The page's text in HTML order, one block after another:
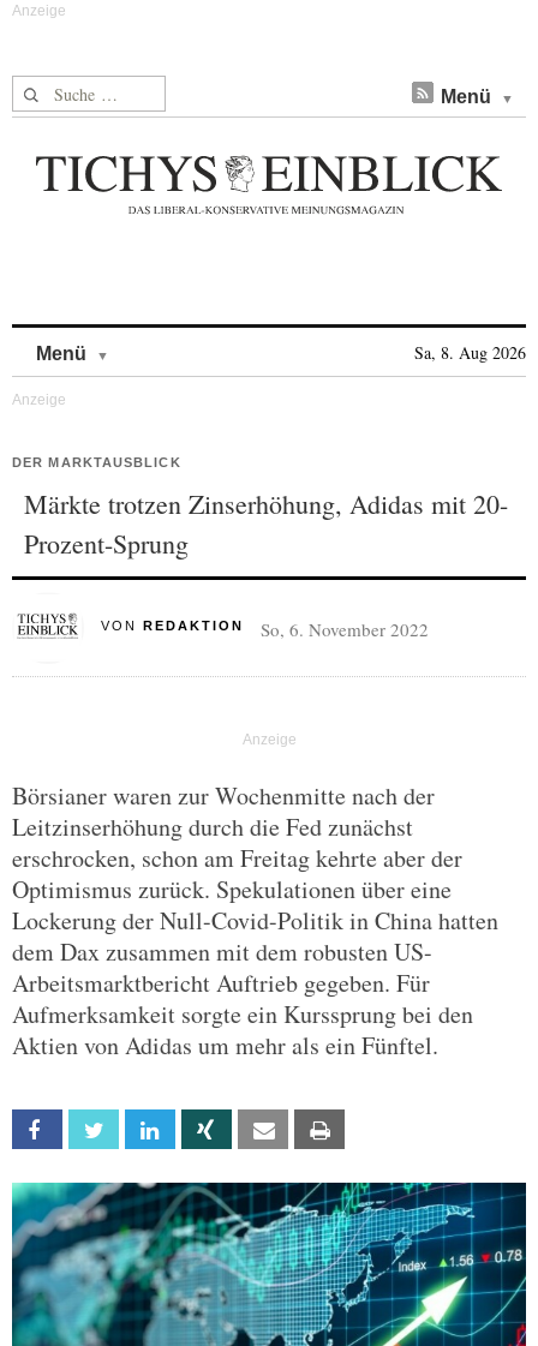
Suche nach: Menü
Menü Sa, 8. Aug 2026
DER MARKTAUSBLICK
Märkte trotzen Zinserhöhung, Adidas mit 20-
Prozent-Sprung
VON REDAKTION So, 6. November 2022
Börsianer waren zur Wochenmitte nach der
Leitzinserhöhung durch die Fed zunächst
erschrocken, schon am Freitag kehrte aber der
Optimismus zurück. Spekulationen über eine
Lockerung der Null-Covid-Politik in China hatten
dem Dax zusammen mit dem robusten US-
Arbeitsmarktbericht Auftrieb gegeben. Für
Aufmerksamkeit sorgte ein Kurssprung bei den
Aktien von Adidas um mehr als ein Fünftel.
Facebook Twitter Linkedin Xing Email